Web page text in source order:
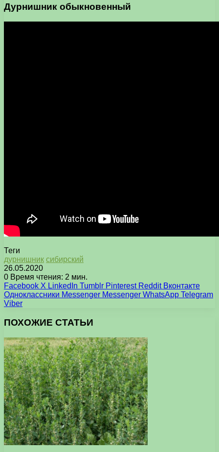
Дурнишник обыкновенный
Теги
дурнишник сибирский
26.05.2020
0 Время чтения: 2 мин.
Facebook X LinkedIn Tumblr Pinterest Reddit Вконтакте
Одноклассники Messenger Messenger WhatsApp Telegram
Viber
ПОХОЖИЕ СТАТЬИ